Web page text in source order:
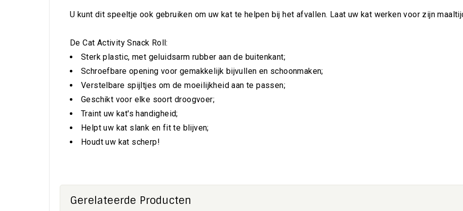
U kunt dit speeltje ook gebruiken om uw kat te helpen bij het afvallen. Laat uw kat werken voor zijn
De Cat Activity Snack Roll:
Sterk plastic, met geluidsarm rubber aan de buitenkant;
Schroefbare opening voor gemakkelijk bijvullen en schoonmaken;
Verstelbare spijltjes om de moeilijkheid aan te passen;
Geschikt voor elke soort droogvoer;
Traint uw kat's handigheid;
Helpt uw kat slank en fit te blijven;
Houdt uw kat scherp!
Gerelateerde Producten